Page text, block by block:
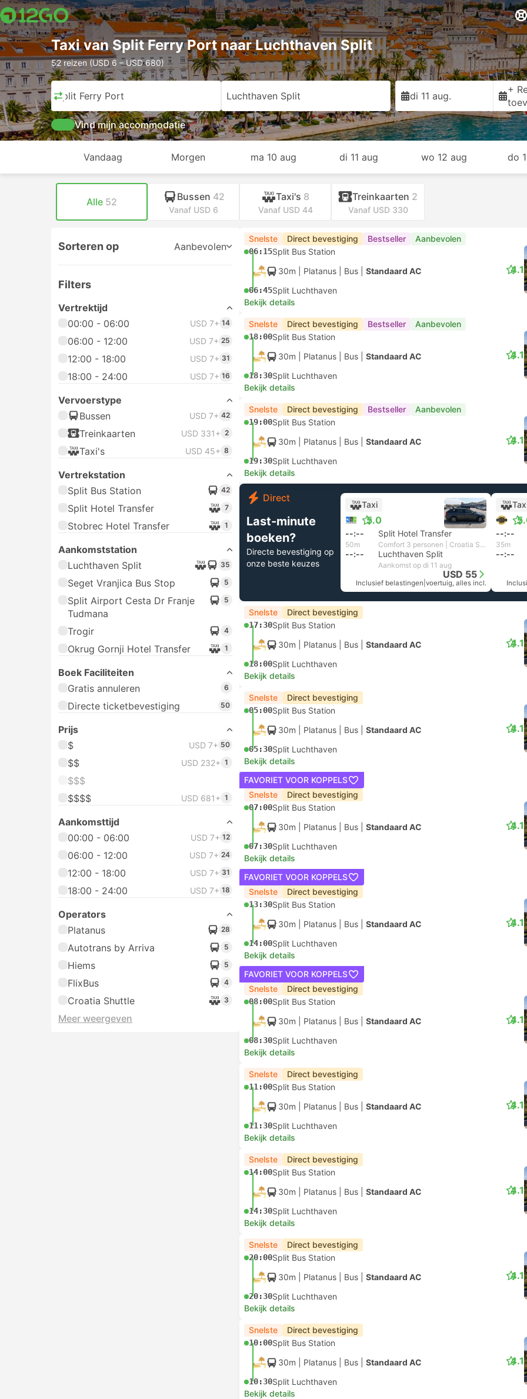
Taxi van Split Ferry Port naar Luchthaven Split
52 reizen (USD 6 – USD 680)
Split Ferry Port Luchthaven Split di 11 aug.
+
Vind mijn accommodatie
Vandaag Morgen ma 10 aug di 11 aug wo 12 aug do
Alle 52 Bussen 42
Vanaf USD 6
Taxi's 8
Vanaf USD 44
Treinkaarten 2
Vanaf USD 330
Sorteren op Aanbevolen
Filters
Vertrektijd
00:00 - 06:00
USD 7+ 14
06:00 - 12:00 USD 7+ 25
12:00 - 18:00 USD 7+ 31
18:00 - 24:00 USD 7+ 16
Vervoerstype
Bussen
USD 7+ 42
Treinkaarten USD 331+ 2
Taxi's USD 45+ 8
Vertrekstation
Split Bus Station
42
Split Hotel Transfer 7
Stobrec Hotel Transfer 1
Aankomststation
Luchthaven Split
35
Seget Vranjica Bus Stop 5
Split Airport Cesta Dr Franje
Tudmana
5
Trogir 4
Okrug Gornji Hotel Transfer 1
Boek Faciliteiten
Gratis annuleren
6
Directe ticketbevestiging 50
Prijs
$
USD 7+ 50
$$ USD 232+ 1
$$$
$$$$
USD 681+ 1
Aankomsttijd
00:00 - 06:00
USD 7+ 12
06:00 - 12:00 USD 7+ 24
12:00 - 18:00 USD 7+ 31
18:00 - 24:00 USD 7+ 18
Operators
Platanus
28
Autotrans by Arriva 5
Hiems 5
FlixBus 4
Croatia Shuttle 3
Meer weergeven
Snelste Direct bevestiging Bestseller Aanbevolen
06:15Split Bus Station
30m | Platanus Bus Standaard AC
06:45Split Luchthaven
4.1
Bekijk details
Snelste Direct bevestiging Bestseller Aanbevolen
18:00Split Bus Station
30m | Platanus Bus Standaard AC
18:30Split Luchthaven
4.1
Bekijk details
Snelste Direct bevestiging Bestseller Aanbevolen
19:00Split Bus Station
30m | Platanus Bus Standaard AC
19:30Split Luchthaven
4.1
Bekijk details
Direct
Last-minute
boeken?
Directe bevestiging op
onze beste keuzes
Taxi
5.0
--:-- Split Hotel Transfer
50m Comfort 3 personen | Croatia Shuttle
--:-- Luchthaven Split
Aankomst op di 11 aug
USD 55
Inclusief belastingen voertuig, alles incl.
--:--
35m
--:--
Snelste Direct bevestiging
17:30Split Bus Station
30m | Platanus Bus Standaard AC
18:00Split Luchthaven
4.1
Bekijk details
Snelste Direct bevestiging
05:00Split Bus Station
30m | Platanus Bus Standaard AC
05:30Split Luchthaven
4.1
Bekijk details
FAVORIET VOOR KOPPELS
Snelste
Direct bevestiging
07:00Split Bus Station
30m | Platanus Bus Standaard AC
07:30Split Luchthaven
4.1
Bekijk details
FAVORIET VOOR KOPPELS
Snelste
Direct bevestiging
13:30Split Bus Station
30m | Platanus Bus Standaard AC
14:00Split Luchthaven
4.1
Bekijk details
FAVORIET VOOR KOPPELS
Snelste
Direct bevestiging
08:00Split Bus Station
30m | Platanus Bus Standaard AC
08:30Split Luchthaven
4.1
Bekijk details
Snelste Direct bevestiging
11:00Split Bus Station
30m | Platanus Bus Standaard AC
11:30Split Luchthaven
4.1
Bekijk details
Snelste Direct bevestiging
14:00Split Bus Station
30m | Platanus Bus Standaard AC
14:30Split Luchthaven
4.1
Bekijk details
Snelste Direct bevestiging
20:00Split Bus Station
30m | Platanus Bus Standaard AC
20:30Split Luchthaven
4.1
Bekijk details
Snelste Direct bevestiging
10:00Split Bus Station
30m | Platanus Bus Standaard AC
10:30Split Luchthaven
4.1
Bekijk details